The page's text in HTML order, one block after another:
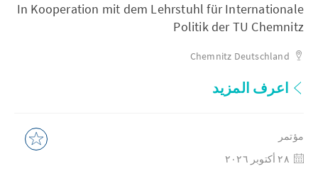
In Kooperation mit dem Lehrstuhl für Internationale
Politik der TU Chemnitz
Chemnitz Deutschland
اعرف المزيد
مؤتمر